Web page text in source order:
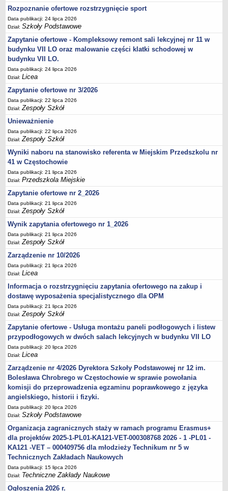
DEKLARACJA DOSTĘPNOŚCI
OŚWIADCZENIA MAJĄTKOWE
PONOWNE WYKORZYSTYWANIE
OCHRONA DANYCH OSOBOWYCH
Rozpoznanie ofertowe rozstrzygnięcie sport
Data publikacji: 24 lipca 2026
Dział:Szkoły Podstawowe
Zapytanie ofertowe - Kompleksowy remont sali lekcyjnej nr 11 w
budynku VII LO oraz malowanie części klatki schodowej w
budynku VII LO.
Data publikacji: 24 lipca 2026
Dział:Licea
Zapytanie ofertowe nr 3/2026
Data publikacji: 22 lipca 2026
Dział:Zespoły Szkół
Unieważnienie
Data publikacji: 22 lipca 2026
Dział:Zespoły Szkół
Wyniki naboru na stanowisko referenta w Miejskim Przedszkolu nr
41 w Częstochowie
Data publikacji: 21 lipca 2026
Dział:Przedszkola Miejskie
Zapytanie ofertowe nr 2_2026
Data publikacji: 21 lipca 2026
Dział:Zespoły Szkół
Wynik zapytania ofertowego nr 1_2026
Data publikacji: 21 lipca 2026
Dział:Zespoły Szkół
Zarządzenie nr 10/2026
Data publikacji: 21 lipca 2026
Dział:Licea
Informacja o rozstrzygnięciu zapytania ofertowego na zakup i
dostawę wyposażenia specjalistycznego dla OPM
Data publikacji: 21 lipca 2026
Dział:Zespoły Szkół
Zapytanie ofertowe - Usługa montażu paneli podłogowych i listew
przypodłogowych w dwóch salach lekcyjnych w budynku VII LO
Data publikacji: 20 lipca 2026
Dział:Licea
Zarządzenie nr 4/2026 Dyrektora Szkoły Podstawowej nr 12 im.
Bolesława Chrobrego w Częstochowie w sprawie powołania
komisji do przeprowadzenia egzaminu poprawkowego z języka
angielskiego, historii i fizyki.
Data publikacji: 20 lipca 2026
Dział:Szkoły Podstawowe
Organizacja zagranicznych staży w ramach programu Erasmus+
dla projektów 2025-1-PL01-KA121-VET-000308768 2026 - 1 -PL01 -
KA121 -VET – 000409756 dla młodzieży Technikum nr 5 w
Technicznych Zakładach Naukowych
Data publikacji: 15 lipca 2026
Dział: Techniczne Zakłady Naukowe
Ogłoszenia 2026 r.